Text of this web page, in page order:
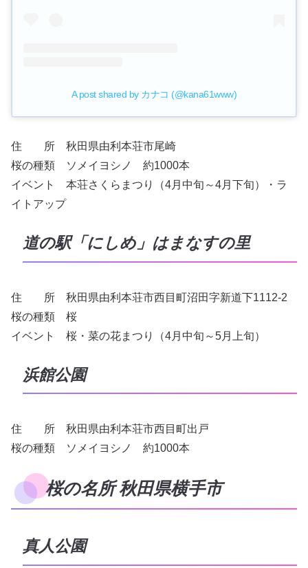
A post shared by カナコ (@kana61www)
住 所 秋田県由利本荘市尾崎
桜の種類 ソメイヨシノ 約1000本
イベント 本荘さくらまつり（4月中旬～4月下旬）・ラ
イトアップ
道の駅「にしめ」はまなすの里
住 所 秋田県由利本荘市西目町沼田字新道下1112-2
桜の種類 桜
イベント 桜・菜の花まつり（4月中旬～5月上旬）
浜館公園
住 所 秋田県由利本荘市西目町出戸
桜の種類 ソメイヨシノ 約1000本
桜の名所 秋田県横手市
真人公園